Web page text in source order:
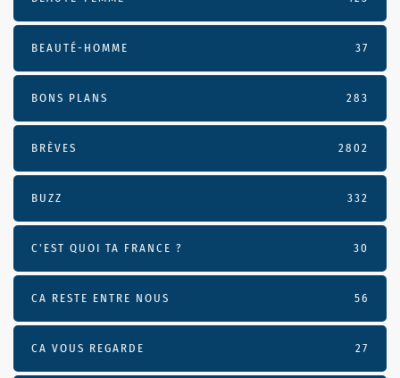
BEAUTÉ-HOMME 37
BONS PLANS 283
BRÈVES 2802
BUZZ 332
C'EST QUOI TA FRANCE ? 30
CA RESTE ENTRE NOUS 56
CA VOUS REGARDE 27